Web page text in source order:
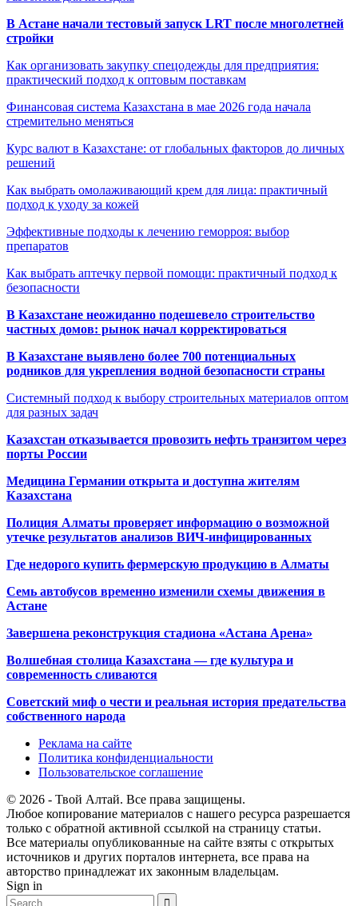
В Астане начали тестовый запуск LRT после многолетней
стройки
Как организовать закупку спецодежды для предприятия:
практический подход к оптовым поставкам
Финансовая система Казахстана в мае 2026 года начала
стремительно меняться
Курс валют в Казахстане: от глобальных факторов до личных
решений
Как выбрать омолаживающий крем для лица: практичный
подход к уходу за кожей
Эффективные подходы к лечению геморроя: выбор
препаратов
Как выбрать аптечку первой помощи: практичный подход к
безопасности
В Казахстане неожиданно подешевело строительство
частных домов: рынок начал корректироваться
В Казахстане выявлено более 700 потенциальных
родников для укрепления водной безопасности страны
Системный подход к выбору строительных материалов оптом
для разных задач
Казахстан отказывается провозить нефть транзитом через
порты России
Медицина Германии открыта и доступна жителям
Казахстана
Полиция Алматы проверяет информацию о возможной
утечке результатов анализов ВИЧ-инфицированных
Где недорого купить фермерскую продукцию в Алматы
Семь автобусов временно изменили схемы движения в
Астане
Завершена реконструкция стадиона «Астана Арена»
Волшебная столица Казахстана — где культура и
современность сливаются
Советский миф о чести и реальная история предательства
собственного народа
Реклама на сайте
Политика конфиденциальности
Пользовательское соглашение
© 2026 - Твой Алтай. Все права защищены.
Любое копирование материалов с нашего ресурса разрешается
только с обратной активной ссылкой на страницу статьи.
Все материалы опубликованные на сайте взяты с открытых
источников и других порталов интернета, все права на
авторство принадлежат их законным владельцам.
Sign in